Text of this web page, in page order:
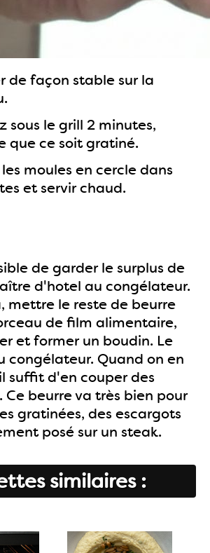
de façon stable sur la
sous le grill 2 minutes,
que ce soit gratiné.
moules en cercle dans
et servir chaud.
de garder le surplus de
d'hotel au congélateur.
mettre le reste de beurre
de film alimentaire,
et former un boudin. Le
congélateur. Quand on en
suffit d'en couper des
Ce beurre va très bien pour
gratinées, des escargots
posé sur un steak.
similaires :